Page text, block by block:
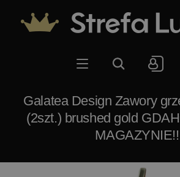
Galatea Design Zawory
(2szt.) brushed gold
MAGAZYNIE!!